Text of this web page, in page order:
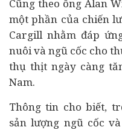
Cũng theo ông Alan
một phần của chiến
Cargill nhằm đáp
nuôi và ngũ cốc cho
thụ thịt ngày càng
Nam.
Thông tin cho biết,
sản lượng ngũ cốc